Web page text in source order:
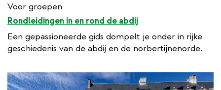
Voor groepen
Rondleidingen in en rond de abdij
Een gepassioneerde gids dompelt je onder in rijke
geschiedenis van de abdij en de norbertijnenorde.